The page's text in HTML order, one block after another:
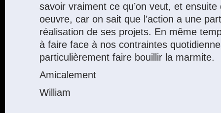
savoir vraiment ce qu’on veut, et
oeuvre, car on sait que l’action a une
réalisation de ses projets. En même
à faire face à nos contraintes
particulièrement faire bouillir la marmite.
Amicalement
William